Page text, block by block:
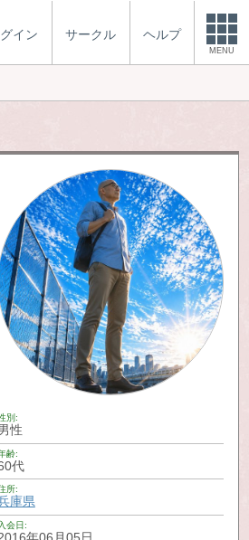
イン サークル ヘルプ
MENU
別
性
齢
代
所
庫県
入会日
年06月05日